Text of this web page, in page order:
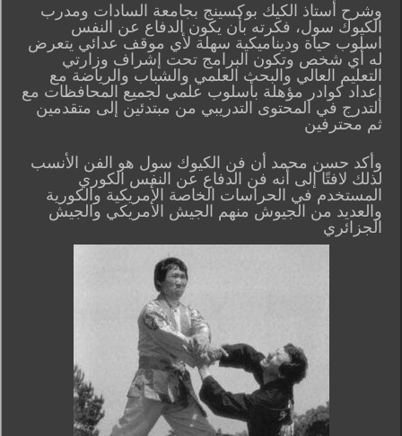
وشرح أستاذ الكيك بوكسينج بجامعة السادات ومدرب
الكيوك سول، فكرته بأن يكون الدفاع عن النفس
اسلوب حياة وديناميكية سهلة لأي موقف عدائي يتعرض
له أي شخص وتكون البرامج تحت إشراف وزارتي
التعليم العالي والبحث العلمي والشباب والرياضة مع
إعداد كوادر مؤهلة بأسلوب علمي لجميع المحافظات مع
التدرج في المحتوى التدريبي من مبتدئين إلى متقدمين
ثم محترفين
وأكد حسن محمد أن فن الكيوك سول هو الفن الأنسب
لذلك لافتًا إلى أنه فن الدفاع عن النفس الكوري
المستخدم في الحراسات الخاصة الأمريكية والكورية
والعديد من الجيوش منهم الجيش الأمريكي والجيش
الجزائري